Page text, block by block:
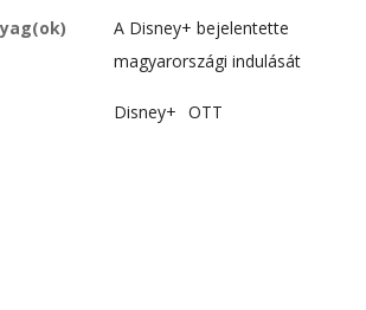
A Disney+ bejelentette
magyarországi indulását
Disney+ OTT